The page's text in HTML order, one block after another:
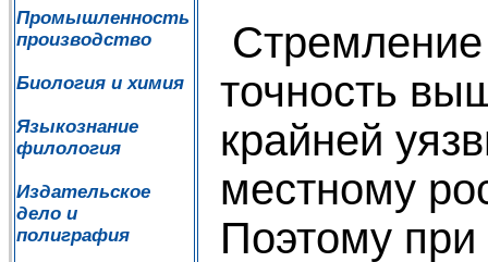
Промышленность
производство
Биология и химия
Языкознание
филология
Издательское
дело и
полиграфия
точность
крайней
местному
Поэтому при